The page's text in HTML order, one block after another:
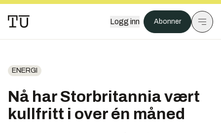
Logg inn Abonner
ENERGI
Nå har Storbritannia vært
kullfritt i over én måned